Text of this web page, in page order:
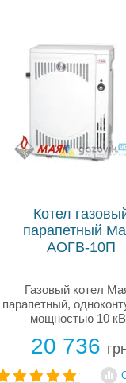
Котел
парапетный
АОГВ-10П
Газовый котел
парапетный,
мощностью 10
требует
электричеству,
универсальное слева/
20 736